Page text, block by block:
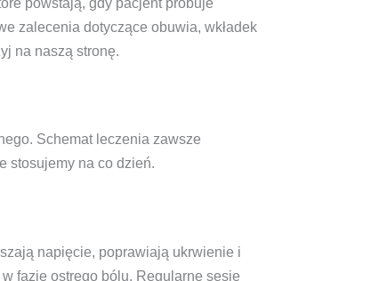
zalecenia dotyczące obuwia, wkładek
na naszą stronę.
Schemat leczenia zawsze
stosujemy na co dzień.
napięcie, poprawiają ukrwienie i
fazie ostrego bólu. Regularne sesje